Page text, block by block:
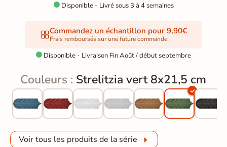
Disponible - Livré sous 3 à 4 semaines
Commandez un échantillon pour 9,90€
Frais remboursés sur une future commande
 Disponible - Livraison Fin Août / début septembre
Couleurs : Strelitzia vert 8x21,5 cm
Voir tous les produits de la série